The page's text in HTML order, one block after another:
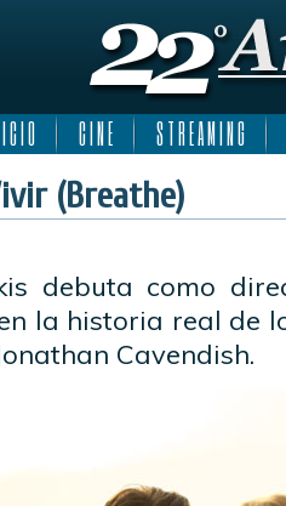
C I O C I N E S T R E A M I N G
(Breathe)
debuta como
la historia real de
Cavendish.